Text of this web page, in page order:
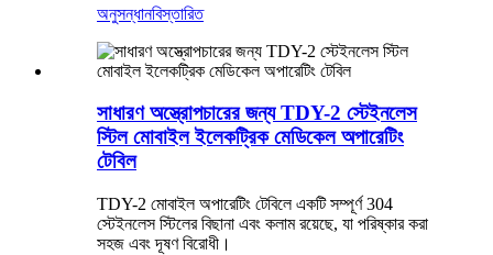
অনুসন্ধানবিস্তারিত
সাধারণ অস্ত্রোপচারের জন্য TDY-2 স্টেইনলেস
স্টিল মোবাইল ইলেকট্রিক মেডিকেল অপারেটিং
টেবিল
TDY-2 মোবাইল অপারেটিং টেবিলে একটি সম্পূর্ণ 304
স্টেইনলেস স্টিলের বিছানা এবং কলাম রয়েছে, যা পরিষ্কার করা
সহজ এবং দূষণ বিরোধী।